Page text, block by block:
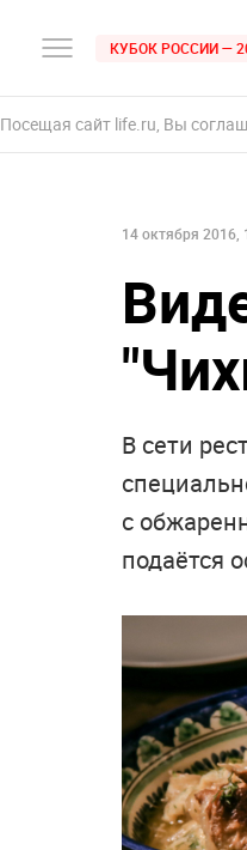
КУБОК РОССИИ —
Посещая сайт life.ru, Вы
14 октября 2016,
В сети
с
подаётся